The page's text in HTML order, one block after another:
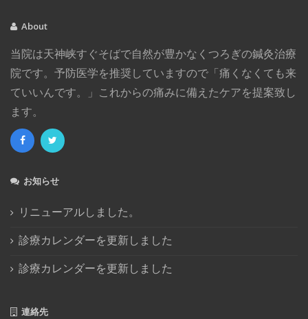
2017年8月
(1)
2017年4月(2)
2017年1月
(4)
2016年11月
2016年10月
2016年6月 (1)
2016年4月
2016年3月(1)
2015年11月
About
当院は天神峡すぐそばで自然が豊かなくつろぎの鍼灸治療
院です。予防医学を推奨していますので「痛くなくても来
ていいんです。」これからの痛みに備えたケアを提案致し
ます。
お知らせ
リニューアルしました。
診療カレンダーを更新しました
診療カレンダーを更新しました
連絡先